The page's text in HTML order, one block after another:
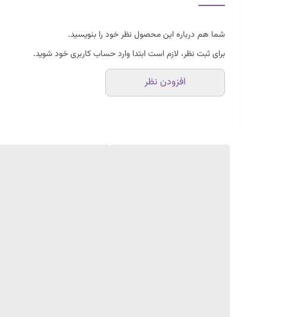
شما هم درباره این محصول نظر خود را بنویسید.
برای ثبت نظر، لازم است ابتدا وارد حساب کاربری خود شوید.
افزودن نظر